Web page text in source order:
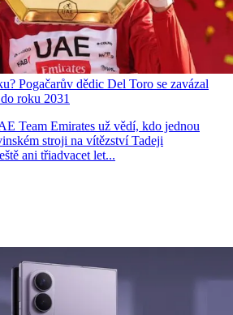
Pogačarův dědic Del Toro se zavázal
roku 2031
Team Emirates už vědí, kdo jednou
stroji na vítězství Tadeji
ani třiadvacet let...